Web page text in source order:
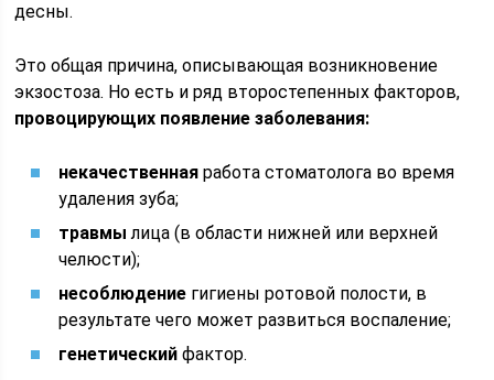
десны.
Это общая причина, описывающая возникновение
экзостоза. Но есть и ряд второстепенных факторов,
провоцирующих появление заболевания:
некачественная работа стоматолога во время
удаления зуба;
травмы лица (в области нижней или верхней
челюсти);
несоблюдение гигиены ротовой полости, в
результате чего может развиться воспаление;
генетический фактор.